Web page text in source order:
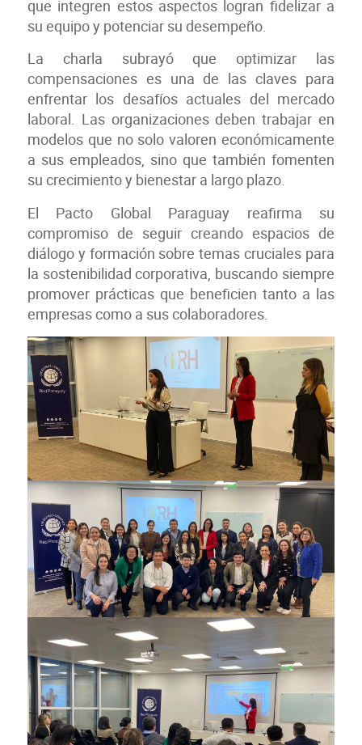
que integren estos aspectos logran fidelizar a
su equipo y potenciar su desempeño.
La charla subrayó que optimizar las
compensaciones es una de las claves para
enfrentar los desafíos actuales del mercado
laboral. Las organizaciones deben trabajar en
modelos que no solo valoren económicamente
a sus empleados, sino que también fomenten
su crecimiento y bienestar a largo plazo.
El Pacto Global Paraguay reafirma su
compromiso de seguir creando espacios de
diálogo y formación sobre temas cruciales para
la sostenibilidad corporativa, buscando siempre
promover prácticas que beneficien tanto a las
empresas como a sus colaboradores.